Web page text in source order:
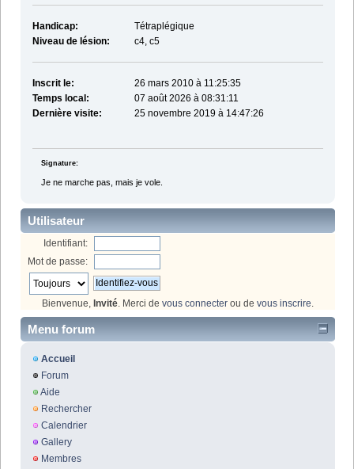
Handicap:
Tétraplégique
Niveau de lésion:
c4, c5
Inscrit le:
26 mars 2010 à 11:25:35
Temps local:
07 août 2026 à 08:31:11
Dernière visite:
25 novembre 2019 à 14:47:26
Signature:
Je ne marche pas, mais je vole.
Utilisateur
Identifiant:
Mot de passe:
Bienvenue, Invité. Merci de vous connecter ou de vous inscrire.
Menu forum
Accueil
Forum
Aide
Rechercher
Calendrier
Gallery
Membres